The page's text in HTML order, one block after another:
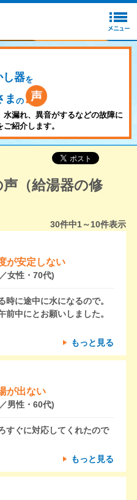
し器を
ま の
漏れ、異音がするなどの故障に
紹介します。
（給湯器の修
30件中1～10件表示
が安定しない
女性・70代)
に途中に水になるので。
中にとお願いしました。
もっと見る
が出ない
男性・60代)
すぐに対応してくれたので
もっと見る